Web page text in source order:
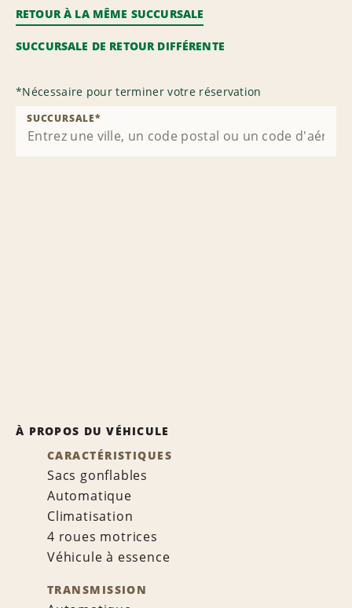
RETOUR À LA MÊME SUCCURSALE
SUCCURSALE DE RETOUR DIFFÉRENTE
*Nécessaire pour terminer votre réservation
SUCCURSALE*
À PROPOS DU VÉHICULE
CARACTÉRISTIQUES
Sacs gonflables
Automatique
Climatisation
4 roues motrices
Véhicule à essence
TRANSMISSION